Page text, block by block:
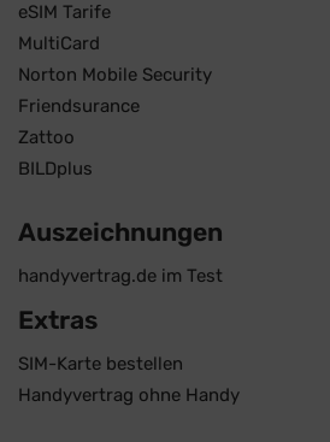
eSIM Tarife
MultiCard
Norton Mobile Security
Friendsurance
Zattoo
BILDplus
Auszeichnungen
handyvertrag.de im Test
Extras
SIM-Karte bestellen
Handyvertrag ohne Handy